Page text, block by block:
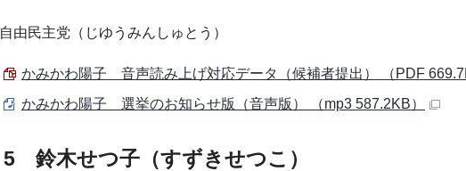
自由民主党（じゆうみんしゅとう）
かみかわ陽子 音声読み上げ対応データ（候補者提出） （PDF
かみかわ陽子 選挙のお知らせ版（音声版） （mp3 587.2KB）
5 鈴木せつ子（すずきせつこ）